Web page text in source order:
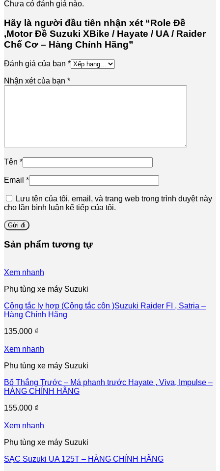
lượng
Chưa có đánh giá nào.
Hãy là người đầu tiên nhận xét “Role Đề
,Motor Đề Suzuki XBike / Hayate / UA / Raider
Chế Cơ – Hàng Chính Hãng”
Đánh giá của bạn *
Nhận xét của bạn *
Tên *
Email *
Lưu tên của tôi, email, và trang web trong trình duyệt này
cho lần bình luận kế tiếp của tôi.
Sản phẩm tương tự
Xem nhanh
Phụ tùng xe máy Suzuki
Công tắc ly hợp (Công tắc côn )Suzuki Raider FI , Satria –
Hàng Chính Hãng
135.000 ₫
Xem nhanh
Phụ tùng xe máy Suzuki
Bố Thắng Trước – Má phanh trước Hayate , Viva, Impulse –
HÀNG CHÍNH HÃNG
155.000 ₫
Xem nhanh
Phụ tùng xe máy Suzuki
SẠC Suzuki UA 125T – HÀNG CHÍNH HÃNG